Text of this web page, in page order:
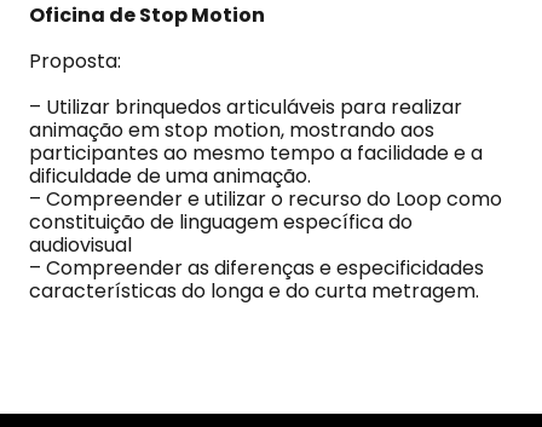
Oficina de Stop Motion
Proposta:
– Utilizar brinquedos articuláveis para realizar
animação em stop motion, mostrando aos
participantes ao mesmo tempo a facilidade e a
dificuldade de uma animação.
– Compreender e utilizar o recurso do Loop como
constituição de linguagem específica do
audiovisual
– Compreender as diferenças e especificidades
características do longa e do curta metragem.